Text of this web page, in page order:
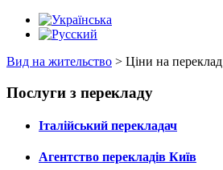
Вид на жительство > Ціни на переклад
Послуги з перекладу
Італійський перекладач
Агентство перекладів Київ